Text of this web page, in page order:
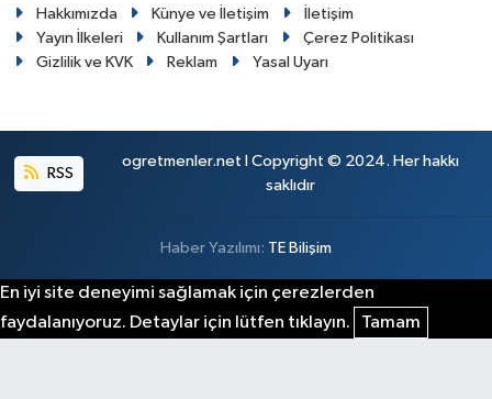
Hakkımızda Künye ve İletişim
İletişim
Yayın İlkeleri
Kullanım Şartları
Çerez Politikası
Gizlilik ve KVK
Reklam Yasal Uyarı
RSS
ogretmenler.net I Copyright © 2024. Her hakkı
saklıdır
Haber Yazılımı: TE Bilişim
En iyi site deneyimi sağlamak için çerezlerden
faydalanıyoruz. Detaylar için lütfen tıklayın.
Tamam